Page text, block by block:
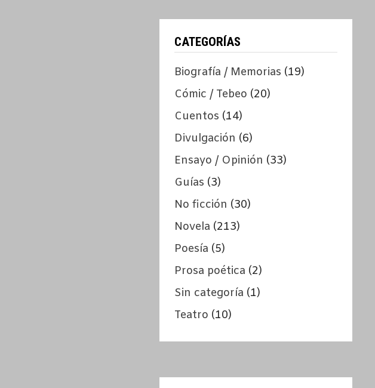
CATEGORÍAS
Biografía / Memorias (19)
Cómic / Tebeo (20)
Cuentos (14)
Divulgación (6)
Ensayo / Opinión (33)
Guías (3)
No ficción (30)
Novela (213)
Poesía (5)
Prosa poética (2)
Sin categoría (1)
Teatro (10)